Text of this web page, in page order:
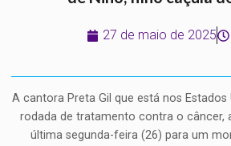
27 de maio de 2025
A cantora Preta Gil que está nos
rodada de tratamento contra o câncer,
última segunda-feira (26) para um